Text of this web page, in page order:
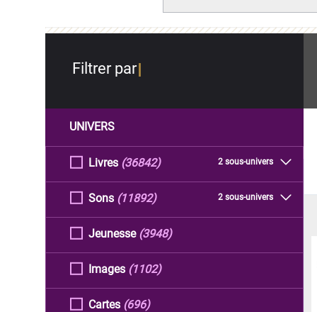
Filtrer par
UNIVERS
Livres 2 sous-univers
(36842)
Sons 2 sous-univers
(11892)
Jeunesse (3948)
Images (1102)
Cartes (696)